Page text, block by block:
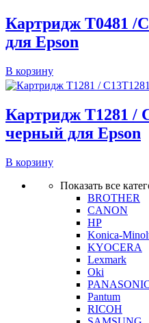
Картридж T0481 /
для Epson
В корзину
Картридж T1281 /
черный для Epson
В корзину
Показать все
BROTHER
CANON
HP
Konica-
KYOCERA
Lexmark
Oki
Pantum
RICOH